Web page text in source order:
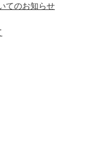
てのお知らせ